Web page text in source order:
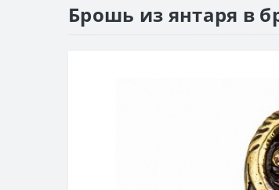
Брошь из янтаря в